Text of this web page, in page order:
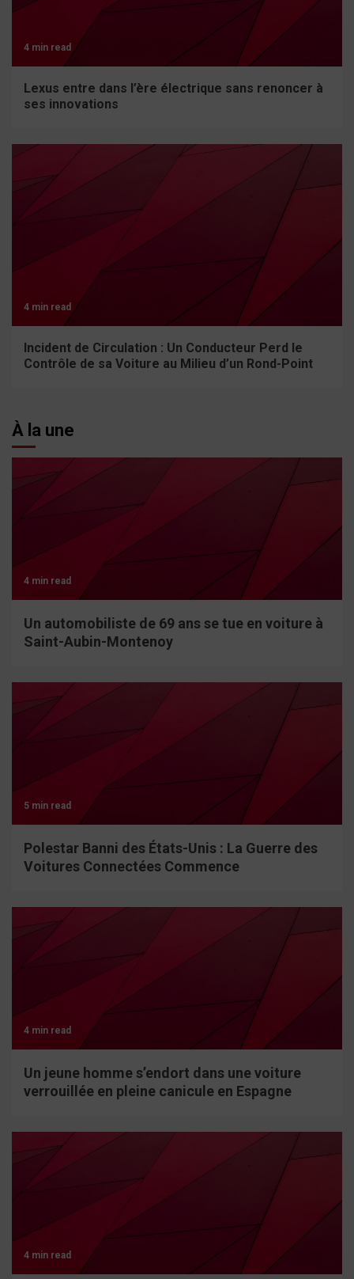
4 min read
Lexus entre dans l’ère électrique sans renoncer à
ses innovations
4 min read
Incident de Circulation : Un Conducteur Perd le
Contrôle de sa Voiture au Milieu d’un Rond-Point
À la une
4 min read
Un automobiliste de 69 ans se tue en voiture à
Saint-Aubin-Montenoy
5 min read
Polestar Banni des États-Unis : La Guerre des
Voitures Connectées Commence
4 min read
Un jeune homme s’endort dans une voiture
verrouillée en pleine canicule en Espagne
4 min read